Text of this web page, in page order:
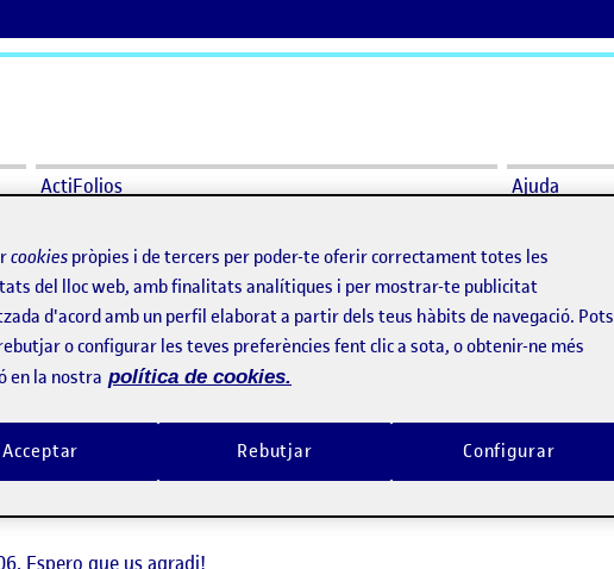
ActiFolios Ajuda
2,5D
2,5D
2,5D
Espero que us agradi!
cookies pròpies i de tercers per poder-te oferir correctament totes les
del lloc web, amb finalitats analítiques i per mostrar-te publicitat
d'acord amb un perfil elaborat a partir dels teus hàbits de navegació. Pots
o configurar les teves preferències fent clic a sota, o obtenir-ne més
en la nostra política de cookies.
Rebutjar
Acceptar Configurar